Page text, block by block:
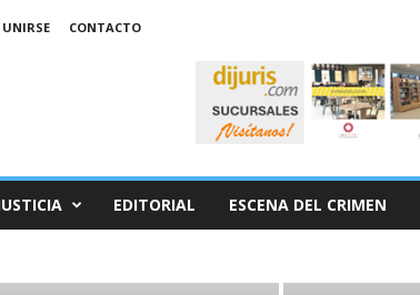
CONTACTO
EDITORIAL ESCENA DEL CRIMEN